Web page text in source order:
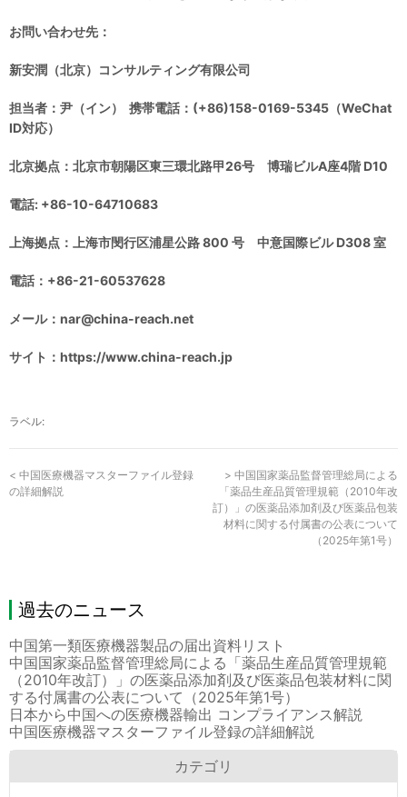
お問い合わせ先：
新安潤（北京）コンサルティング有限公司
担当者：尹（イン） 携帯電話：(+86)158-0169-5345（WeChat
ID対応）
北京拠点：北京市朝陽区東三環北路甲26号 博瑞ビルA座4階 D10
電話: +86-10-64710683
上海拠点：上海市閔行区浦星公路 800 号 中意国際ビル D308 室
電話：+86-21-60537628
メール：nar@china-reach.net
サイト：https://www.china-reach.jp
ラベル:
< 中国医療機器マスターファイル登録
の詳細解説
> 中国国家薬品監督管理総局による
「薬品生産品質管理規範（2010年改
訂）」の医薬品添加剤及び医薬品包装
材料に関する付属書の公表について
（2025年第1号）
過去のニュース
中国第一類医療機器製品の届出資料リスト
中国国家薬品監督管理総局による「薬品生産品質管理規範
（2010年改訂）」の医薬品添加剤及び医薬品包装材料に関
する付属書の公表について（2025年第1号）
日本から中国への医療機器輸出 コンプライアンス解説
中国医療機器マスターファイル登録の詳細解説
カテゴリ